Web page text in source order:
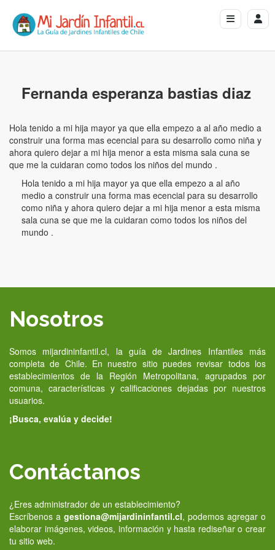
Fernanda esperanza bastias diaz
Hola tenido a mi hija mayor ya que ella empezo a al año medio a
construir una forma mas ecencial para su desarrollo como niña y
ahora quiero dejar a mi hija menor a esta misma sala cuna se
que me la cuidaran como todos los niños del mundo .
Hola tenido a mi hija mayor ya que ella empezo a al año
medio a construir una forma mas ecencial para su desarrollo
como niña y ahora quiero dejar a mi hija menor a esta misma
sala cuna se que me la cuidaran como todos los niños del
mundo .
Nosotros
Somos mijardininfantil.cl, la guía de Jardines Infantiles más
completa de Chile. En nuestro sitio puedes revisar todos los
establecimientos de la Región Metropolitana, agrupados por
comuna, características y calificaciones dejadas por nuestros
usuarios.
¡Busca, evalúa y decide!
Contáctanos
¿Eres administrador de un establecimiento?
Escríbenos a gestiona@mijardininfantil.cl, podemos agregar o
elaborar imágenes, videos, información y hasta rediseñar o crear
tu sitio web.